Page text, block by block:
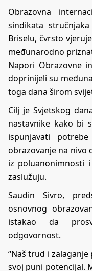
Obrazovna
sindikata
Briselu, čvrsto
međunarodno
Napori Obrazovne
doprinijeli su
toga dana širom
Cilj je Svjetskog
nastavnike kako bi
ispunjavati
obrazovanje na nivo
iz poluanonimnosti
zaslužuju.
Saudin Sivro,
osnovnog
istakao da
odgovornost.
“Naš trud i
svoj puni potencijal.